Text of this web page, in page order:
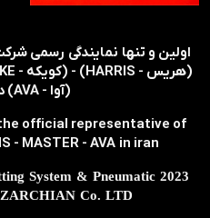
System & Pneumatic
Co. LTD
(آوا - AVA) در ایران
official representative of
- MASTER - AVA in iran